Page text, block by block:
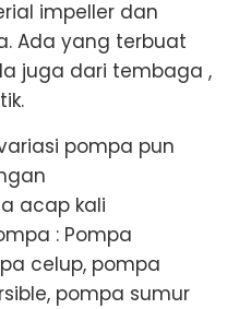
impeller dan
Ada yang terbuat
juga dari tembaga ,
pompa pun
acap kali
: Pompa
celup, pompa
pompa sumur